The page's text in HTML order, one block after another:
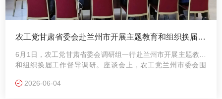
农工党甘肃省委会赴兰州市开展主题教育和组织换届工
作督导调研
6月1日，农工党甘肃省委会调研组一行赴兰州市开展主题教育
和组织换届工作督导调研。座谈会上，农工党兰州市委会围
进、思想建设、履职尽责、基层组织建设等重点工作作全面汇
2026-06-04